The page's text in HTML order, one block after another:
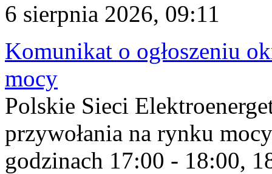
6 sierpnia 2026, 09:11
Komunikat o ogłoszeniu
mocy
Polskie Sieci
przywołania na rynku
godzinach 17:00 - 18:00,